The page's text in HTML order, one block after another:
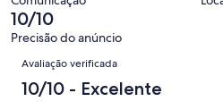
3
avaliações
10/10
Precisão do anúncio
Avaliações
Avaliação verificada
10/10 - Excelente